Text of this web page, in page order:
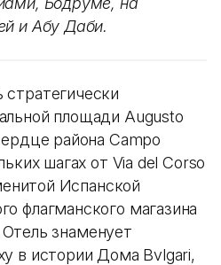
и Абу Даби.
площади Augusto
района Campo
шагах от Via del Corso
Испанской
флагманского магазина
знаменует
в истории Дома Bvlgari,